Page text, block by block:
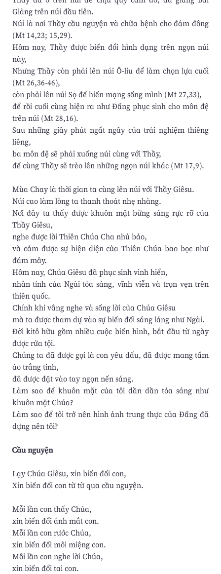
Giảng trên núi đầu tiên.
Núi là nơi Thầy cầu nguyện và chữa bệnh cho đám đông
(Mt 14,23; 15,29).
Hôm nay, Thầy được biến đổi hình dạng trên ngọn núi
này,
Nhưng Thầy còn phải lên núi Ô-liu để làm chọn lựa cuối
(Mt 26,36-46),
còn phải lên núi Sọ để hiến mạng sống mình (Mt 27,33),
để rồi cuối cùng hiện ra như Đấng phục sinh cho môn đệ
trên núi (Mt 28,16).
Sau những giây phút ngất ngây của trải nghiệm thiêng
liêng,
ba môn đệ sẽ phải xuống núi cùng với Thầy,
để cùng Thầy sẽ trèo lên những ngọn núi khác (Mt 17,9).
Mùa Chay là thời gian ta cùng lên núi với Thầy Giêsu.
Núi cao làm lòng ta thanh thoát nhẹ nhàng.
Nơi đây ta thấy được khuôn mặt bừng sáng rực rỡ của
Thầy Giêsu,
nghe được lời Thiên Chúa Cha nhủ bảo,
và cảm được sự hiện diện của Thiên Chúa bao bọc như
đám mây.
Hôm nay, Chúa Giêsu đã phục sinh vinh hiển,
nhân tính của Ngài tỏa sáng, vĩnh viễn và trọn vẹn trên
thiên quốc.
Chính khi vâng nghe và sống lời của Chúa Giêsu
mà ta được tham dự vào sự biến đổi sáng láng như Ngài.
Đời kitô hữu gồm nhiều cuộc biến hình, bắt đầu từ ngày
được rửa tội.
Chúng ta đã được gọi là con yêu dấu, đã được mang tấm
áo trắng tinh,
đã được đặt vào tay ngọn nến sáng.
Làm sao để khuôn mặt của tôi dần dần tỏa sáng như
khuôn mặt Chúa?
Làm sao để tôi trở nên hình ảnh trung thực của Đấng đã
dựng nên tôi?
Cầu nguyện
Lạy Chúa Giêsu, xin biến đổi con,
Xin biến đổi con từ từ qua cầu nguyện.
Mỗi lần con thấy Chúa,
xin biến đổi ánh mắt con.
Mỗi lần con rước Chúa,
xin biến đổi môi miệng con.
Mỗi lần con nghe lời Chúa,
xin biến đổi tai con.